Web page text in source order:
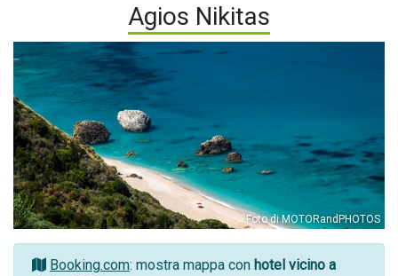
Agios Nikitas
Foto di MOTORandPHOTOS
Booking.com: mostra mappa con hotel vicino a